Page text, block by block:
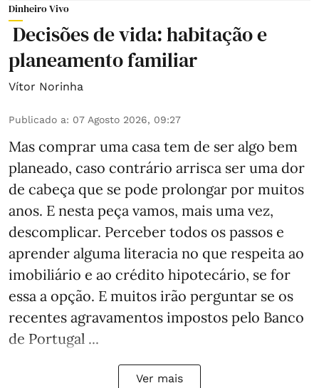
Dinheiro Vivo
Decisões de vida: habitação e
planeamento familiar
Vítor Norinha
Publicado a: 07 Agosto 2026, 09:27
Mas comprar uma casa tem de ser algo bem
planeado, caso contrário arrisca ser uma dor
de cabeça que se pode prolongar por muitos
anos. E nesta peça vamos, mais uma vez,
descomplicar. Perceber todos os passos e
aprender alguma literacia no que respeita ao
imobiliário e ao crédito hipotecário, se for
essa a opção. E muitos irão perguntar se os
recentes agravamentos impostos pelo Banco
de Portugal ...
Ver mais